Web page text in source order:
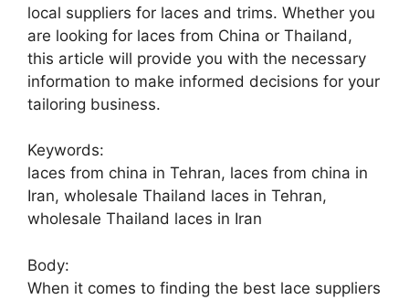
local suppliers for laces and trims. Whether you
are looking for laces from China or Thailand,
this article will provide you with the necessary
information to make informed decisions for your
tailoring business.
Keywords:
laces from china in Tehran, laces from china in
Iran, wholesale Thailand laces in Tehran,
wholesale Thailand laces in Iran
Body:
When it comes to finding the best lace suppliers